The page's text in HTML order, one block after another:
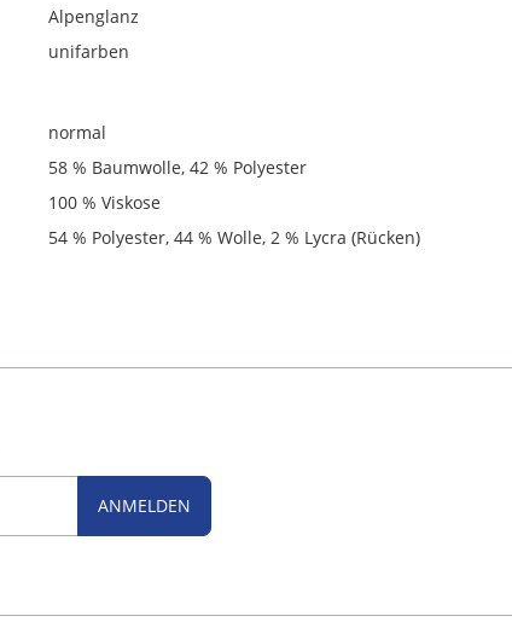
Alpenglanz
unifarben
normal
58 % Baumwolle, 42 % Polyester
100 % Viskose
54 % Polyester, 44 % Wolle, 2 % Lycra (Rücken)
ANMELDEN